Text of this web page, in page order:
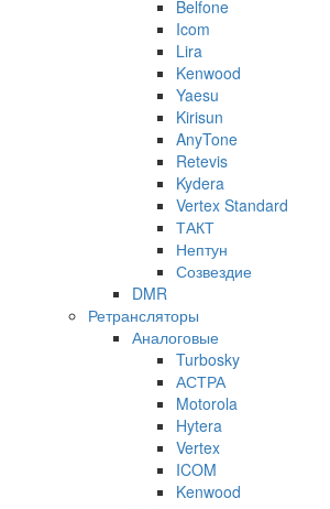
Belfone
Icom
Lira
Kenwood
Yaesu
Kirisun
AnyTone
Retevis
Kydera
Vertex Standard
ТАКТ
Нептун
Созвездие
DMR
Ретрансляторы
Аналоговые
Turbosky
АСТРА
Motorola
Hytera
Vertex
ICOM
Kenwood